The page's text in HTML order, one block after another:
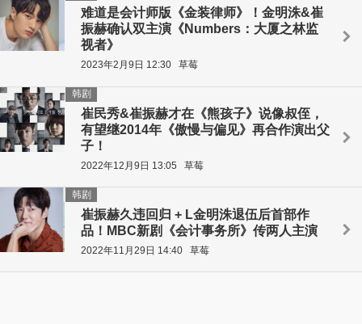
难道是会计师版《金装律师》！金明洙&崔
振赫确认双主演《Numbers：大厦之林监
视者》
2023年2月9日 12:30 草莓
崔民秀&崔振赫才在《熊孩子》说像叔侄，
有望继2014年《傲慢与偏见》再合作演出父
子！
韩剧
2022年12月9日 13:05 草莓
崔振赫久违回归 + L金明洙退伍后首部作
品！MBC新剧《会计事务所》传两人主演
韩剧
2022年11月29日 14:40 草莓